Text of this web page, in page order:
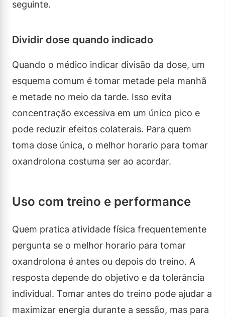
seguinte.
Dividir dose quando indicado
Quando o médico indicar divisão da dose, um
esquema comum é tomar metade pela manhã
e metade no meio da tarde. Isso evita
concentração excessiva em um único pico e
pode reduzir efeitos colaterais. Para quem
toma dose única, o melhor horario para tomar
oxandrolona costuma ser ao acordar.
Uso com treino e performance
Quem pratica atividade física frequentemente
pergunta se o melhor horario para tomar
oxandrolona é antes ou depois do treino. A
resposta depende do objetivo e da tolerância
individual. Tomar antes do treino pode ajudar a
maximizar energia durante a sessão, mas para